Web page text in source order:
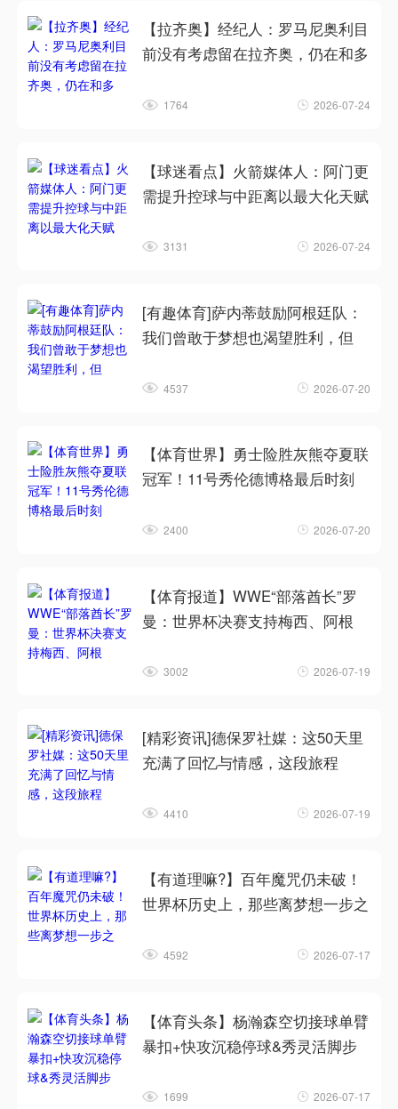
【拉齐奥】经纪人：罗马尼奥利目
前没有考虑留在拉齐奥，仍在和多
1764 2026-07-24
【球迷看点】火箭媒体人：阿门更
需提升控球与中距离以最大化天赋
3131 2026-07-24
[有趣体育]萨内蒂鼓励阿根廷队：
我们曾敢于梦想也渴望胜利，但
4537 2026-07-20
【体育世界】勇士险胜灰熊夺夏联
冠军！11号秀伦德博格最后时刻
2400 2026-07-20
【体育报道】WWE“部落酋长”罗
曼：世界杯决赛支持梅西、阿根
3002 2026-07-19
[精彩资讯]德保罗社媒：这50天里
充满了回忆与情感，这段旅程
4410 2026-07-19
【有道理嘛?】百年魔咒仍未破！
世界杯历史上，那些离梦想一步之
4592 2026-07-17
【体育头条】杨瀚森空切接球单臂
暴扣+快攻沉稳停球&秀灵活脚步
1699 2026-07-17